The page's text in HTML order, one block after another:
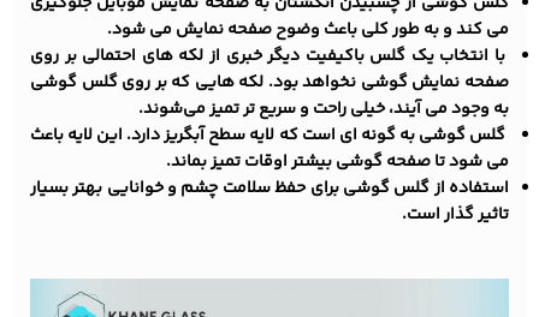
می کند و به طور کلی باعث وضوح صفحه نمایش می شود.
با انتخاب یک گلس باکیفیت دیگر خبری از لکه های احتمالی بر روی
صفحه نمایش گوشی نخواهد بود. لکه هایی که بر روی گلس گوشی
به وجود می آیند، خیلی راحت و سریع تر تمیز می‌شوند.
گلس گوشی به گونه ای است که لایه سطح آبگریز دارد. این لایه باعث
می شود تا صفحه گوشی بیشتر اوقات تمیز بماند.
استفاده از گلس گوشی برای حفظ سلامت چشم و خوانایی بهتر بسیار
تاثیر گذار است.